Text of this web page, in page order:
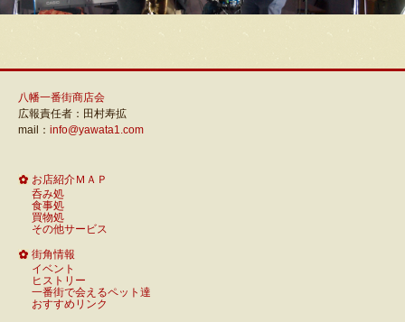
八幡一番街商店会
広報責任者：田村寿拡
mail： info@yawata1.com
お店紹介ＭＡＰ
呑み処
食事処
買物処
その他サービス
街角情報
イベント
ヒストリー
一番街で会えるペット達
おすすめリンク